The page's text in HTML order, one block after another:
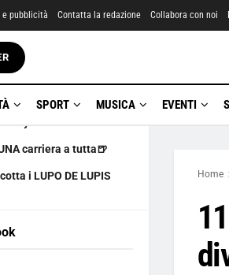
TI sfiora
UN GRANDE
carriera a tutta🍺
i LUPO DE LUPIS
e pubblicità Contatta la redazione Collabora con noi
SPORT MUSICA EVENTI
Home